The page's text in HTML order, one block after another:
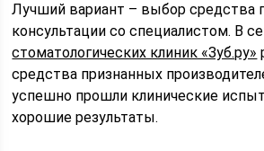
Лучший вариант – выбор средства
консультации со специалистом. В
стоматологических клиник «Зуб.ру»
средства признанных
успешно прошли клинические
хорошие результаты.